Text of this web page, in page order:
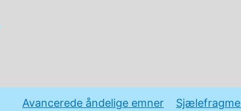
Avancerede åndelige emner